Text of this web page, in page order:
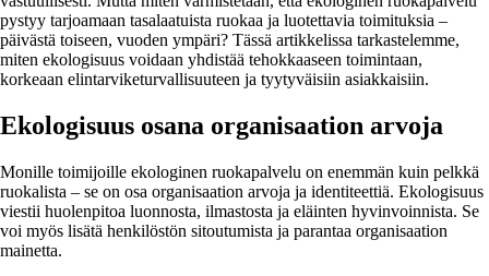
pystyy tarjoamaan tasalaatuista ruokaa ja luotettavia toimituksia –
päivästä toiseen, vuoden ympäri? Tässä artikkelissa tarkastelemme,
miten ekologisuus voidaan yhdistää tehokkaaseen toimintaan,
korkeaan elintarviketurvallisuuteen ja tyytyväisiin asiakkaisiin.
Ekologisuus osana organisaation arvoja
Monille toimijoille ekologinen ruokapalvelu on enemmän kuin pelkkä
ruokalista – se on osa organisaation arvoja ja identiteettiä. Ekologisuus
viestii huolenpitoa luonnosta, ilmastosta ja eläinten hyvinvoinnista. Se
voi myös lisätä henkilöstön sitoutumista ja parantaa organisaation
mainetta.